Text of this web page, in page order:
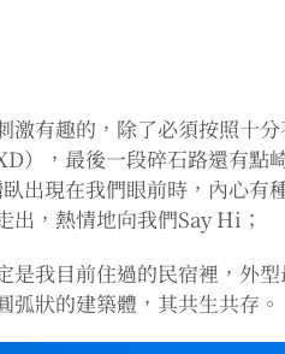
激有趣的，除了必須按照十
），最後一段碎石路還有點
出現在我們眼前時，內心有
出，熱情地向我們Say Hi；
是我目前住過的民宿裡，外
狀的建築體，其共生共存。